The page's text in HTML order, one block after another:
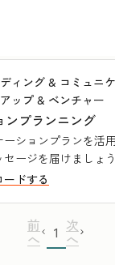
ィング & コミュニ
ップ & ベンチャー
ンプランニング
ションプランを活
ージを届けましょう
ドする
前
へ 1 次
へ